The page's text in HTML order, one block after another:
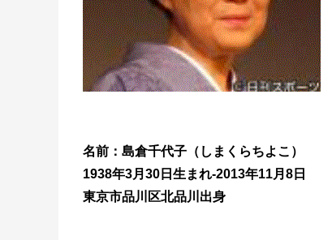
名前：島倉千代子（しまくらちよこ）
1938年3月30日生まれ-2013年11月8日
東京市品川区北品川出身